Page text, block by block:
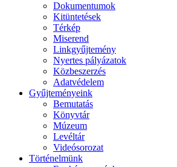
Dokumentumok
Kitüntetések
Térkép
Miserend
Linkgyűjtemény
Nyertes pályázatok
Közbeszerzés
Adatvédelem
Gyűjteményeink
Bemutatás
Könyvtár
Múzeum
Levéltár
Videósorozat
Történelmünk